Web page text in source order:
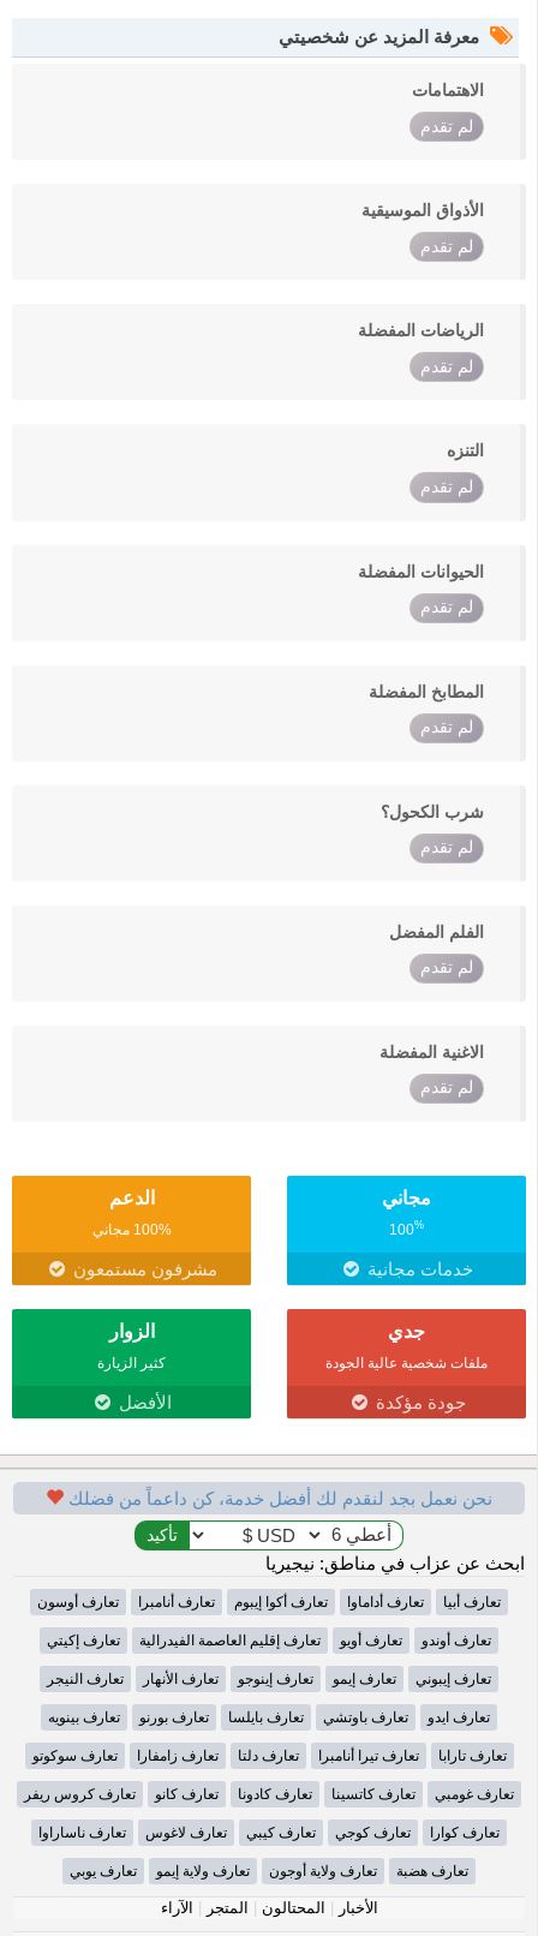
معرفة المزيد عن شخصيتي
الاهتمامات
لم تقدم
الأذواق الموسيقية
لم تقدم
الرياضات المفضلة
لم تقدم
التنزه
لم تقدم
الحيوانات المفضلة
لم تقدم
المطابخ المفضلة
لم تقدم
شرب الكحول؟
لم تقدم
الفلم المفضل
لم تقدم
الاغنية المفضلة
لم تقدم
مجاني
100%
خدمات مجانية
الدعم
100% مجاني
مشرفون مستمعون
جدي
ملفات شخصية عالية الجودة
جودة مؤكدة
الزوار
كثير الزيارة
الأفضل
نحن نعمل بجد لنقدم لك أفضل خدمة، كن داعماً من فضلك
ابحث عن عزاب في مناطق: نيجيريا
تعارف أبيا تعارف أداماوا تعارف أكوا إيبوم تعارف أنامبرا تعارف أوسون
تعارف أوندو تعارف أويو تعارف إقليم العاصمة الفيدرالية تعارف إكيتي
تعارف إيبوني تعارف إيمو تعارف إينوجو تعارف الأنهار تعارف النيجر
تعارف ايدو تعارف باوتشي تعارف بايلسا تعارف بورنو تعارف بينويه
تعارف تارابا تعارف تيرا أنامبرا تعارف دلتا تعارف زامفارا تعارف سوكوتو
تعارف غومبي تعارف كاتسينا تعارف كادونا تعارف كانو تعارف كروس ريفر
تعارف كوارا تعارف كوجي تعارف كيبي تعارف لاغوس تعارف ناساراوا
تعارف هضبة تعارف ولاية أوجون تعارف ولاية إيمو تعارف يوبي
الأخبار | المحتالون | المتجر | الآراء